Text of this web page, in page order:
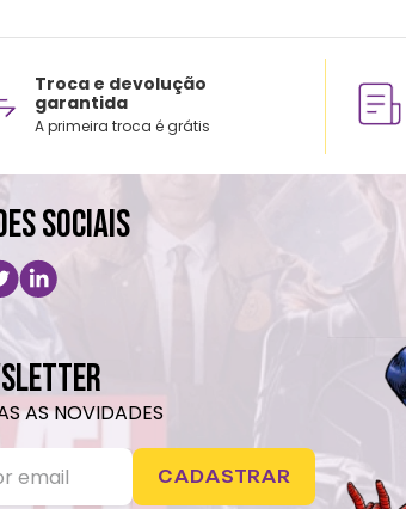
Troca e devolução
garantida
A primeira troca é grátis
SOCIAIS
AS NOVIDADES
CADASTRAR